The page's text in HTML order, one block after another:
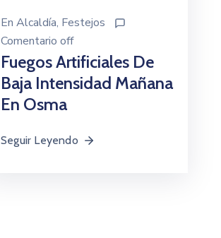
En Alcaldía‚ Festejos
Comentario off
Fuegos Artificiales De
Baja Intensidad Mañana
En Osma
Seguir Leyendo